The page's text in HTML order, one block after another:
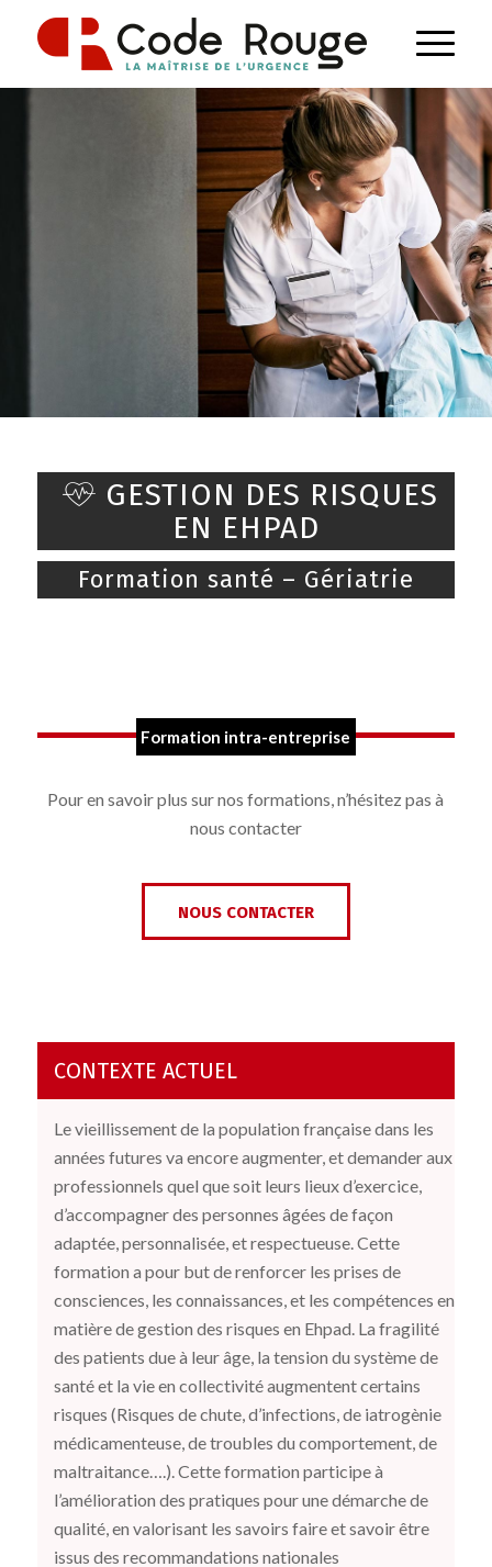
GESTION DES RISQUES
EN EHPAD
Formation santé – Gériatrie
Formation intra-entreprise
Pour en savoir plus sur nos formations, n’hésitez pas à
nous contacter
NOUS CONTACTER
CONTEXTE ACTUEL
Le vieillissement de la population française dans les
années futures va encore augmenter, et demander aux
professionnels quel que soit leurs lieux d’exercice,
d’accompagner des personnes âgées de façon
adaptée, personnalisée, et respectueuse. Cette
formation a pour but de renforcer les prises de
consciences, les connaissances, et les compétences en
matière de gestion des risques en Ehpad. La fragilité
des patients due à leur âge, la tension du système de
santé et la vie en collectivité augmentent certains
risques (Risques de chute, d’infections, de iatrogènie
médicamenteuse, de troubles du comportement, de
maltraitance….). Cette formation participe à
l’amélioration des pratiques pour une démarche de
qualité, en valorisant les savoirs faire et savoir être
issus des recommandations nationales